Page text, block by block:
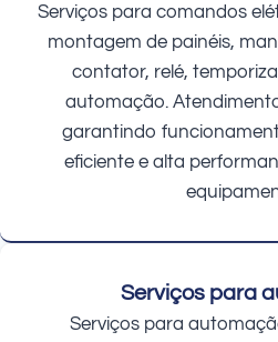
Serviços para comandos
montagem de painéis,
contator, relé,
automação.
garantindo
eficiente e alta
Serviços para
Serviços para